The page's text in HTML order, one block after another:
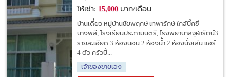
ให้เช่า: 15,000บาท/เดือน
บ้านเดี่ยว หมู่บ้านชัยพฤกษ์ เทพารักษ์ ใกล้บิ๊กซี
บางพลี, โรงเรียนประภามนตรี, โรงพยาบาลจุฬารัตน์3
รายละเอียด 3 ห้องนอน 2 ห้องน้ำ 2 ห้องนั่งเล่น แอร์
4 ตัว ครัวบิ้...
เจ้าของขายเอง